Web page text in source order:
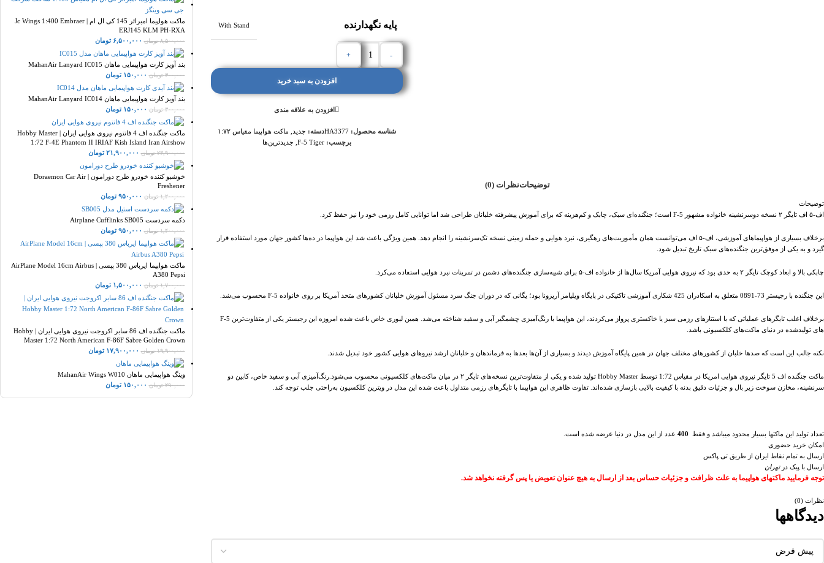
پایه نگهدارنده With Stand
-
+
افزودن به سبد خرید
افزودن به علاقه مندی
شناسه محصول:HA3377دسته: جدید
ماکت هواپیما مقیاس ۱:۷۲
برچسب: F-5 Tiger جدیدترین‌ها
توضیحاتنظرات (0)
توضیحات
اف-۵ اف تایگر ۲ نسخه دو‌سرنشینه خانواده مشهور F-5 است؛ جنگنده‌ای سبک، چابک و کم‌هزینه که برای آموزش پیشرفته خلبانان طراحی شد اما توانایی کامل رزمی خود را نیز حفظ کرد.
برخلاف بسیاری از هواپیماهای آموزشی، اف-۵ اف می‌توانست همان مأموریت‌های رهگیری، نبرد هوایی و حمله زمینی نسخه تک‌سرنشینه را انجام دهد. همین ویژگی باعث شد این هواپیما در ده‌ها کشور جهان مورد استفاده قرار
گیرد و به یکی از موفق‌ترین جنگنده‌های سبک تاریخ تبدیل شود.
چابکی بالا و ابعاد کوچک تایگر ۲ به حدی بود که نیروی هوایی آمریکا سال‌ها از خانواده اف-۵ برای شبیه‌سازی جنگنده‌های دشمن در تمرینات نبرد هوایی استفاده می‌کرد.
این جنگنده با رجیستر 73-0891 متعلق به اسکادران 425 شکاری آموزشی تاکتیکی در پایگاه ویلیامز آریزونا بود؛ یگانی که در دوران جنگ سرد مسئول آموزش خلبانان کشورهای متحد آمریکا بر روی خانواده F-5 محسوب می‌شد.
برخلاف اغلب تایگرهای عملیاتی که با استتارهای رزمی سبز یا خاکستری پرواز می‌کردند، این هواپیما با رنگ‌آمیزی چشمگیر آبی و سفید شناخته می‌شد. همین لیوری خاص باعث شده امروزه این رجیستر یکی از متفاوت‌ترین F-5
های تولیدشده در دنیای ماکت‌های کلکسیونی باشد.
نکته جالب این است که صدها خلبان از کشورهای مختلف جهان در همین پایگاه آموزش دیدند و بسیاری از آن‌ها بعدها به فرماندهان و خلبانان ارشد نیروهای هوایی کشور خود تبدیل شدند.
ماکت جنگنده اف 5 تایگر نیروی هوایی امریکا در مقیاس 1:72 توسط Hobby Master تولید شده و یکی از متفاوت‌ترین نسخه‌های تایگر ۲ در میان ماکت‌های کلکسیونی محسوب می‌شود.رنگ‌آمیزی آبی و سفید خاص، کابین دو
سرنشینه، مخازن سوخت زیر بال و جزئیات دقیق بدنه با کیفیت بالایی بازسازی شده‌اند. تفاوت ظاهری این هواپیما با تایگرهای رزمی متداول باعث شده این مدل در ویترین کلکسیون به‌راحتی جلب توجه کند.
تعداد تولید این ماکتها بسیار محدود میباشد و فقط 400 عدد از این مدل در دنیا عرضه شده است.
امکان خرید حضوری
ارسال به تمام نقاط ایران از طریق تی پاکس
ارسال با پیک درتهران
توجه فرمایید ماکتهای هواپیما به علت ظرافت و جزئیات حساس بعد از ارسال به هیچ عنوان تعویض یا پس گرفته نخواهد شد.
نظرات (0)
دیدگاهها
ماکت هواپیما امبرائر 145 کی ال ام | Jc Wings 1:400 Embraer
ERJ145 KLM PH-RXA
۸,۵۰۰,۰۰۰ تومان ۶,۵۰۰,۰۰۰ تومان
بند آویز کارت هواپیمایی ماهان MahanAir Lanyard IC015
۳۰۰,۰۰۰ تومان ۱۵۰,۰۰۰ تومان
بند آویز کارت هواپیمایی ماهان MahanAir Lanyard IC014
۳۰۰,۰۰۰ تومان ۱۵۰,۰۰۰ تومان
ماکت جنگنده اف 4 فانتوم نیروی هوایی ایران | Hobby Master
1:72 F-4E Phantom II IRIAF Kish Island Iran Airshow
۲۳,۹۰۰,۰۰۰ تومان ۲۱,۹۰۰,۰۰۰ تومان
خوشبو کننده خودرو طرح دورامون | Doraemon Car Air
Freshener
۱,۲۰۰,۰۰۰ تومان ۹۵۰,۰۰۰ تومان
دکمه سردست Airplane Cufflinks SB005
۱,۴۰۰,۰۰۰ تومان ۹۵۰,۰۰۰ تومان
ماکت هواپیما ایرباس 380 پپسی | AirPlane Model 16cm Airbus
A380 Pepsi
۱,۷۰۰,۰۰۰ تومان ۱,۵۰۰,۰۰۰ تومان
ماکت جنگنده اف 86 سابر اکروجت نیروی هوایی ایران | Hobby
Master 1:72 North American F-86F Sabre Golden Crown
۱۹,۹۰۰,۰۰۰ تومان ۱۷,۹۰۰,۰۰۰ تومان
وینگ هواپیمایی ماهان MahanAir Wings W010
۲۹۰,۰۰۰ تومان ۱۵۰,۰۰۰ تومان